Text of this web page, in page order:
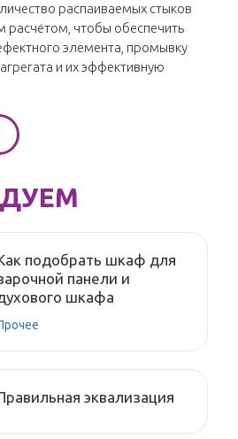
распаиваемых стыков
расчётом, чтобы обеспечить
элемента, промывку
и их эффективную
подобрать шкаф для
панели и
шкафа
эквализация